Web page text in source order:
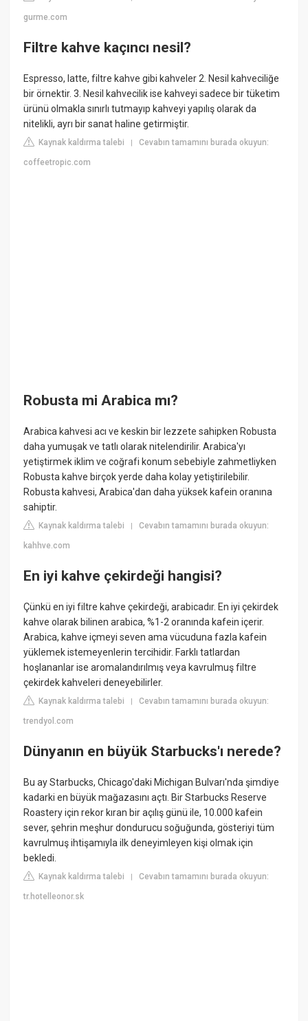
gurme.com
Filtre kahve kaçıncı nesil?
Espresso, latte, filtre kahve gibi kahveler 2. Nesil kahveciliğe
bir örnektir. 3. Nesil kahvecilik ise kahveyi sadece bir tüketim
ürünü olmakla sınırlı tutmayıp kahveyi yapılış olarak da
nitelikli, ayrı bir sanat haline getirmiştir.
Kaynak kaldırma talebi |Cevabın tamamını burada okuyun:
coffeetropic.com
Robusta mi Arabica mı?
Arabica kahvesi acı ve keskin bir lezzete sahipken Robusta
daha yumuşak ve tatlı olarak nitelendirilir. Arabica'yı
yetiştirmek iklim ve coğrafi konum sebebiyle zahmetliyken
Robusta kahve birçok yerde daha kolay yetiştirilebilir.
Robusta kahvesi, Arabica'dan daha yüksek kafein oranına
sahiptir.
Kaynak kaldırma talebi |Cevabın tamamını burada okuyun:
kahhve.com
En iyi kahve çekirdeği hangisi?
Çünkü en iyi filtre kahve çekirdeği, arabicadır. En iyi çekirdek
kahve olarak bilinen arabica, %1-2 oranında kafein içerir.
Arabica, kahve içmeyi seven ama vücuduna fazla kafein
yüklemek istemeyenlerin tercihidir. Farklı tatlardan
hoşlananlar ise aromalandırılmış veya kavrulmuş filtre
çekirdek kahveleri deneyebilirler.
Kaynak kaldırma talebi |Cevabın tamamını burada okuyun:
trendyol.com
Dünyanın en büyük Starbucks'ı nerede?
Bu ay Starbucks, Chicago'daki Michigan Bulvarı'nda şimdiye
kadarki en büyük mağazasını açtı. Bir Starbucks Reserve
Roastery için rekor kıran bir açılış günü ile, 10.000 kafein
sever, şehrin meşhur dondurucu soğuğunda, gösteriyi tüm
kavrulmuş ihtişamıyla ilk deneyimleyen kişi olmak için
bekledi.
Kaynak kaldırma talebi |Cevabın tamamını burada okuyun:
tr.hotelleonor.sk